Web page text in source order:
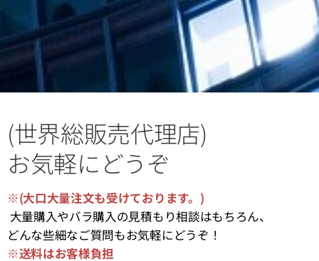
(世界総販売代理店)
お気軽にどうぞ
※(大口大量注文も受けております。)
大量購入やバラ購入の見積もり相談はもちろん、
どんな些細なご質問もお気軽にどうぞ！
※送料はお客様負担